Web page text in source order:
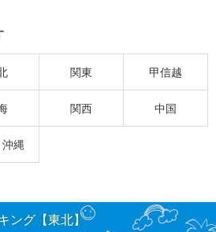
関東 甲信越
関西 中国
縄
ング【東北】